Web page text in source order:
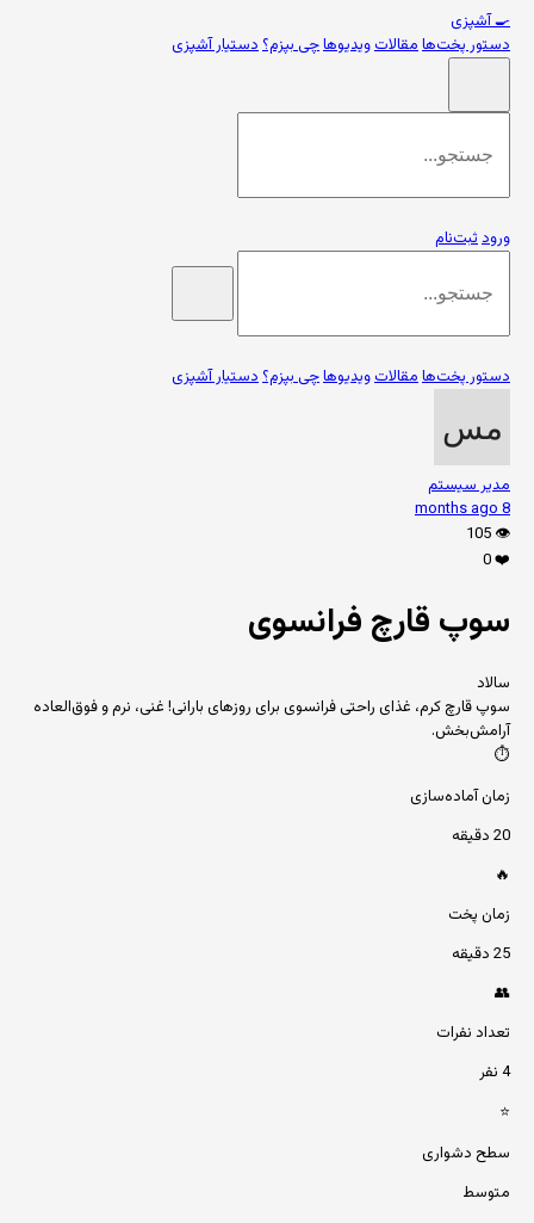
🍳آشپزی
دستور پخت‌هامقالاتویدیوهاچی بپزم؟دستیار آشپزی
ورودثبت‌نام
دستور پخت‌هامقالاتویدیوهاچی بپزم؟دستیار آشپزی
مدیر سیستم
8 months ago
👁️
105
❤️
0
سوپ قارچ فرانسوی
سالاد
سوپ قارچ کرم، غذای راحتی فرانسوی برای روزهای بارانی! غنی، نرم و فوق‌العاده
آرامش‌بخش.
⏱️
زمان آماده‌سازی
20 دقیقه
🔥
زمان پخت
25 دقیقه
👥
تعداد نفرات
4 نفر
⭐
سطح دشواری
متوسط